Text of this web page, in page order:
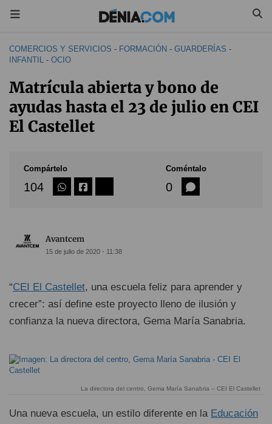
COMERCIOS Y SERVICIOS - FORMACIÓN - GUARDERÍAS -
INFANTIL - OCIO
Matrícula abierta y bono de
ayudas hasta el 23 de julio en CEI
El Castellet
Compártelo
104
Coméntalo
0
Avantcem
15 de julio de 2020 - 11:38
“CEI El Castellet, una escuela feliz para aprender y
crecer”: así define este proyecto lleno de ilusión y
confianza la nueva directora, Gema María Sanabria.
La directora del centro, Gema María Sanabria – CEI El Castellet
Una nueva escuela, un estilo diferente en la Educación